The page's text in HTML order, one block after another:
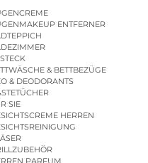
ENTFERNER
& BETTBEZÜGE
& DEODORANTS
SIE
HERREN